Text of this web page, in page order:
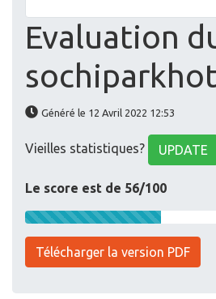
Evaluation
Généré le 12 Avril 2022 12:53
Vieilles statistiques? UPDATE
Le score est de 56/100
Télécharger la version PDF